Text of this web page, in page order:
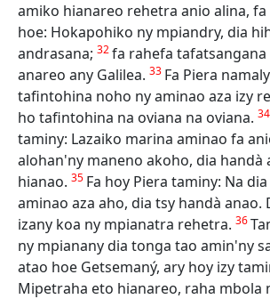
amiko hianareo rehetra anio alina,
hoe: Hokapohiko ny mpiandry, dia
andrasana; 32fa rahefa tafatsangana
anareo any Galilea. 33 Fa Piera
tafintohina noho ny aminao aza izy
ho tafintohina na oviana na oviana. 34
taminy: Lazaiko marina aminao fa
alohan'ny maneno akoho, dia handà
hianao. 35 Fa hoy Piera taminy: Na
aminao aza aho, dia tsy handà anao.
izany koa ny mpianatra rehetra. 36
ny mpianany dia tonga tao amin'ny
atao hoe Getsemaný, ary hoy izy
Mipetraha eto hianareo, raha mbola